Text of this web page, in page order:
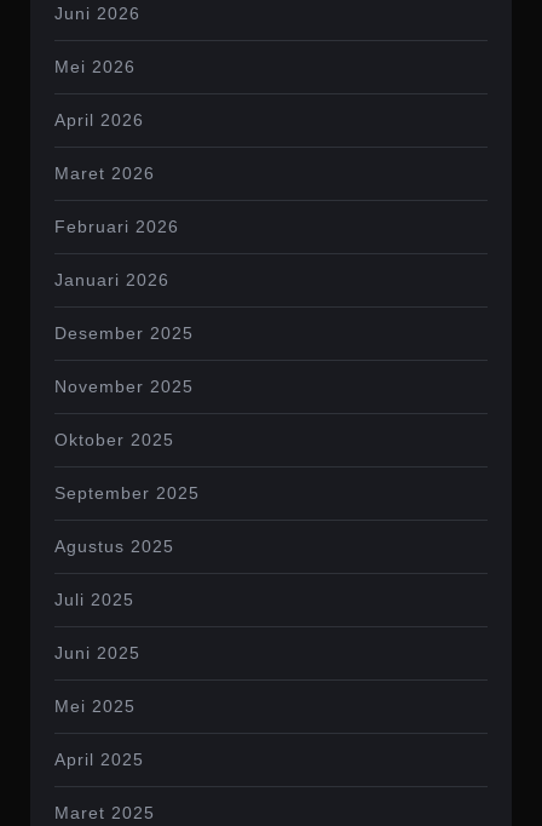
Juni 2026
Mei 2026
April 2026
Maret 2026
Februari 2026
Januari 2026
Desember 2025
November 2025
Oktober 2025
September 2025
Agustus 2025
Juli 2025
Juni 2025
Mei 2025
April 2025
Maret 2025